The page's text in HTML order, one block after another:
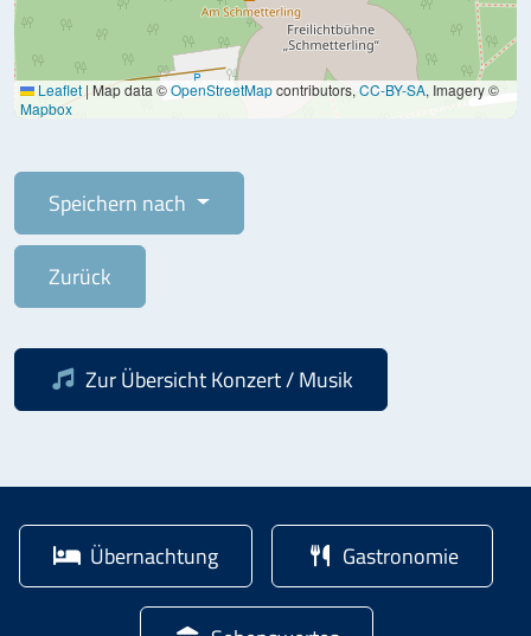
Leaflet |Map data ©OpenStreetMapcontributors, CC-BY-SA, Imagery ©
Mapbox
Speichern nach
Zurück
Zur ÜbersichtKonzert / Musik
Übernachtung Gastronomie